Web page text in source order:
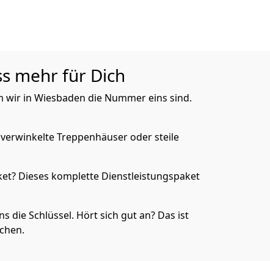
mehr für Dich
in Wiesbaden die Nummer eins sind.
verwinkelte Treppenhäuser oder steile
Dieses komplette Dienstleistungspaket
die Schlüssel. Hört sich gut an? Das ist